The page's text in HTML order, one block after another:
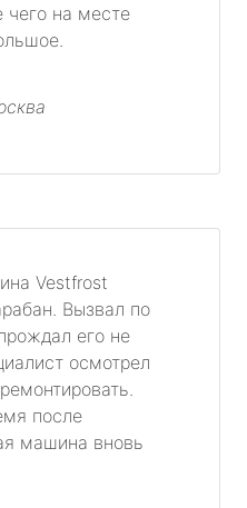
чего на месте
Vestfrost
Вызвал по
его не
осмотрел
после
машина вновь